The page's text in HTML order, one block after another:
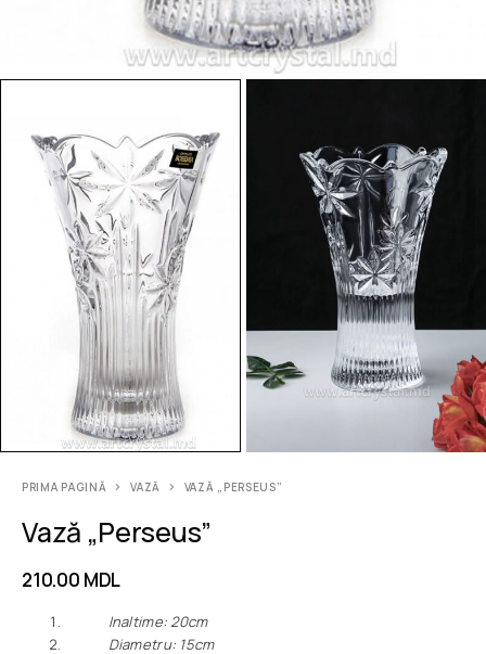
PRIMA PAGINĂ VAZĂ VAZĂ „PERSEUS”
Vază „Perseus”
210.00 MDL
Inaltime: 20cm
Diametru: 15cm